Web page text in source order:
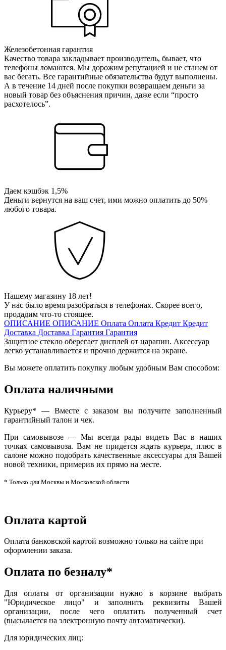
Железобетонная гарантия
Качество товара закладывает производитель, бывает, что
телефоны ломаются. Мы дорожим репутацией и не станем от
вас бегать. Все гарантийные обязательства будут выполнены.
А в течение 14 дней после покупки возвращаем деньги за
новый товар без объяснения причин, даже если “просто
расхотелось”.
Даем кэшбэк 1,5%
Деньги вернутся на ваш счет, ими можно оплатить до 50%
любого товара.
Нашему магазину 18 лет!
У нас было время разобраться в телефонах. Скорее всего,
продадим что-то стоящее.
ОПИСАНИЕ ОПИСАНИЕ Оплата Оплата Кредит Кредит
Доставка Доставка Гарантия Гарантия
Защитное стекло оберегает дисплей от царапин. Аксессуар
легко устанавливается и прочно держится на экране.
Вы можете оплатить покупку любым удобным Вам способом:
Оплата наличными
Курьеру* — Вместе с заказом вы получите заполненный
гарантийный талон и чек.
При самовывозе — Мы всегда рады видеть Вас в наших
точках самовывоза. Вам не придется ждать курьера, плюс в
салоне можно подобрать качественные аксессуары для Вашей
новой техники, примерив их прямо на месте.
* Только для Москвы и Московской области
Оплата картой
Оплата банковской картой возможно только на сайте при
оформлении заказа.
Оплата по безналу*
Для оплаты от организации нужно в корзине выбрать
"Юридическое лицо" и заполнить реквизиты Вашей
организации, после чего оплатить полученный счет
(высылается на электронную почту автоматически).
Для юридических лиц: